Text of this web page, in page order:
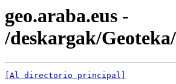
geo.araba.eus -
/deskargak/
[Al directorio principal]